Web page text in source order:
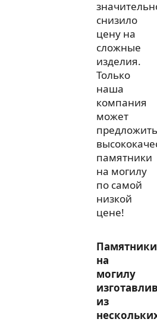
снизило
цену на
сложные
изделия.
Только
наша
компания
может
предложить
памятники
на могилу
по самой
низкой
цене!
Памятники
на
могилу
из